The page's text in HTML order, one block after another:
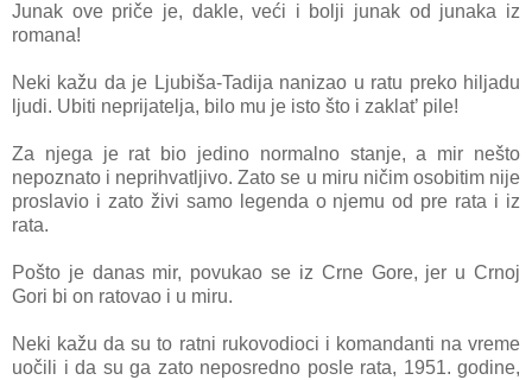
Junak ove priče je, dakle, veći i bolji junak od junaka iz
romana!
Neki kažu da je Ljubiša-Tadija nanizao u ratu preko hiljadu
ljudi. Ubiti neprijatelja, bilo mu je isto što i zaklat’ pile!
Za njega je rat bio jedino normalno stanje, a mir nešto
nepoznato i neprihvatljivo. Zato se u miru ničim osobitim nije
proslavio i zato živi samo legenda o njemu od pre rata i iz
rata.
Pošto je danas mir, povukao se iz Crne Gore, jer u Crnoj
Gori bi on ratovao i u miru.
Neki kažu da su to ratni rukovodioci i komandanti na vreme
uočili i da su ga zato neposredno posle rata, 1951. godine,